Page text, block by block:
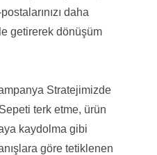
daha
getirerek dönüşüm
Stratejimizde
terk etme, ürün
kaydolma gibi
göre tetiklenen